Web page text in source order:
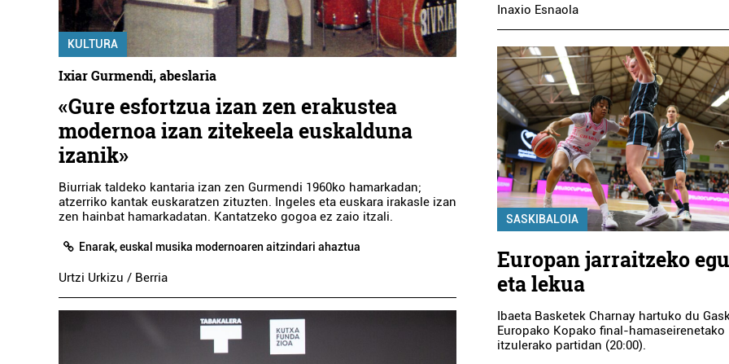
KULTURA
Ixiar Gurmendi, abeslaria
«Gure esfortzua izan zen erakustea
modernoa izan zitekeela euskalduna
izanik»
Biurriak taldeko kantaria izan zen Gurmendi 1960ko hamarkadan;
atzerriko kantak euskaratzen zituzten. Ingeles eta euskara irakasle izan
zen hainbat hamarkadatan. Kantatzeko gogoa ez zaio itzali.
Enarak, euskal musika modernoaren aitzindari ahaztua
Urtzi Urkizu / Berria
Inaxio Esnaola
SASKIBALOIA
Europan jarraitzeko
eta lekua
Ibaeta Basketek Charnay hartuko du
Europako Kopako final-hamaseirenetako
itzulerako partidan (20:00).